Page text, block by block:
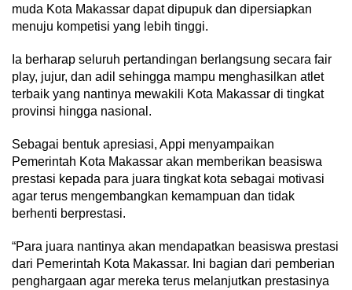
muda Kota Makassar dapat dipupuk dan dipersiapkan
menuju kompetisi yang lebih tinggi.
Ia berharap seluruh pertandingan berlangsung secara fair
play, jujur, dan adil sehingga mampu menghasilkan atlet
terbaik yang nantinya mewakili Kota Makassar di tingkat
provinsi hingga nasional.
Sebagai bentuk apresiasi, Appi menyampaikan
Pemerintah Kota Makassar akan memberikan beasiswa
prestasi kepada para juara tingkat kota sebagai motivasi
agar terus mengembangkan kemampuan dan tidak
berhenti berprestasi.
“Para juara nantinya akan mendapatkan beasiswa prestasi
dari Pemerintah Kota Makassar. Ini bagian dari pemberian
penghargaan agar mereka terus melanjutkan prestasinya